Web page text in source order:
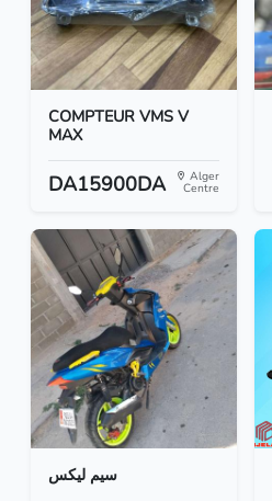
COMPTEUR VMS V
MAX
DA15900DA Alger
Centre
سيم ليكس